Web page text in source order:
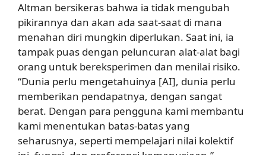
Altman bersikeras bahwa ia tidak mengubah
pikirannya dan akan ada saat-saat di mana
menahan diri mungkin diperlukan. Saat ini, ia
tampak puas dengan peluncuran alat-alat bagi
orang untuk bereksperimen dan menilai risiko.
“Dunia perlu mengetahuinya [AI], dunia perlu
memberikan pendapatnya, dengan sangat
berat. Dengan para pengguna kami membantu
kami menentukan batas-batas yang
seharusnya, seperti mempelajari nilai kolektif